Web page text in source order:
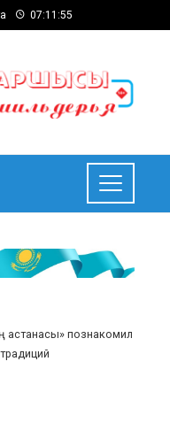
07:11:56
астанасы» познакомил